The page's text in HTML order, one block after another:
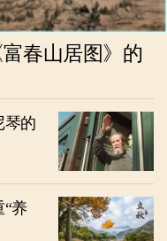
春山居图》的
琴的
养